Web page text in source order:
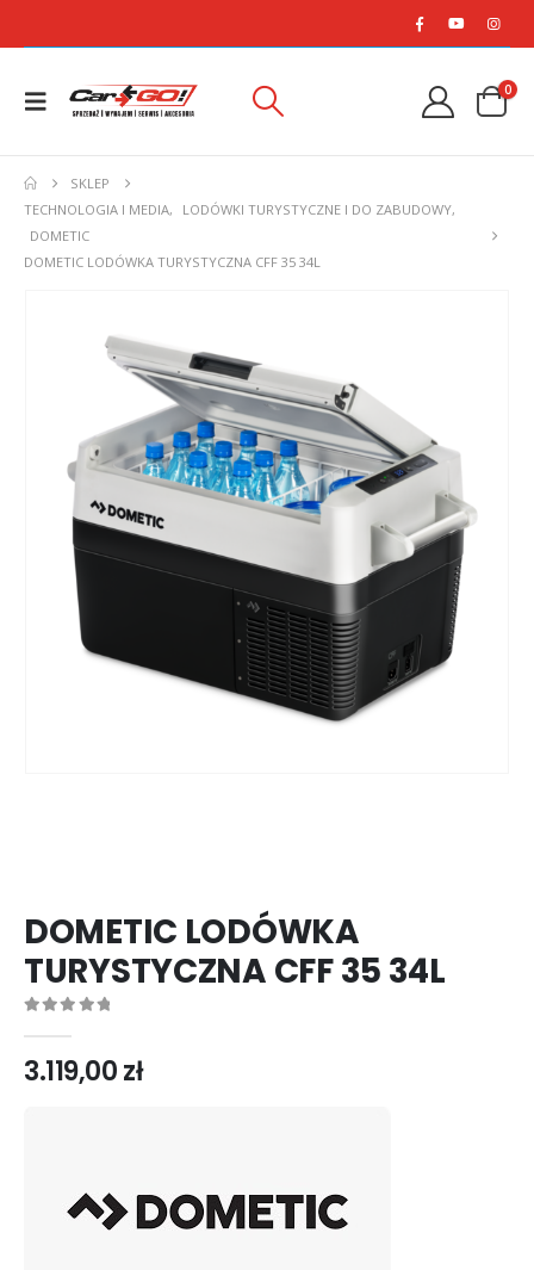
0
SKLEP
TECHNOLOGIA I MEDIA, LODÓWKI TURYSTYCZNE I DO ZABUDOWY,
DOMETIC
DOMETIC LODÓWKA TURYSTYCZNA CFF 35 34L
DOMETIC LODÓWKA
TURYSTYCZNA CFF 35 34L
3.119,00zł